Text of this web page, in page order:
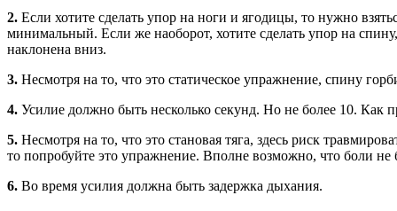
2. Если хотите сделать упор на ноги и ягодицы, то нужно
минимальный. Если же наоборот, хотите сделать упор на
наклонена вниз.
3. Несмотря на то, что это статическое упражнение, спину
4. Усилие должно быть несколько секунд. Но не более 10. Как
5. Несмотря на то, что это становая тяга, здесь риск
то попробуйте это упражнение. Вполне возможно, что боли не
6. Во время усилия должна быть задержка дыхания.